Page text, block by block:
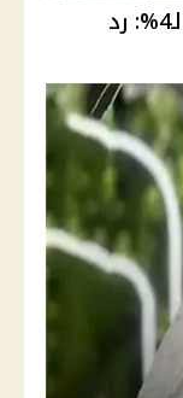
القصة الكاملة لأزمة ريم صاحبة الـ4%: رد